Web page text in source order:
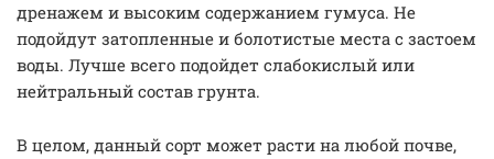
дренажем и высоким содержанием гумуса. Не
подойдут затопленные и болотистые места с застоем
воды. Лучше всего подойдет слабокислый или
нейтральный состав грунта.
В целом, данный сорт может расти на любой почве,